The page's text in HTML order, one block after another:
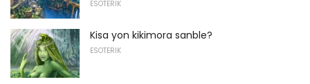
ESOTERIK
Kisa yon kikimora sanble?
ESOTERIK